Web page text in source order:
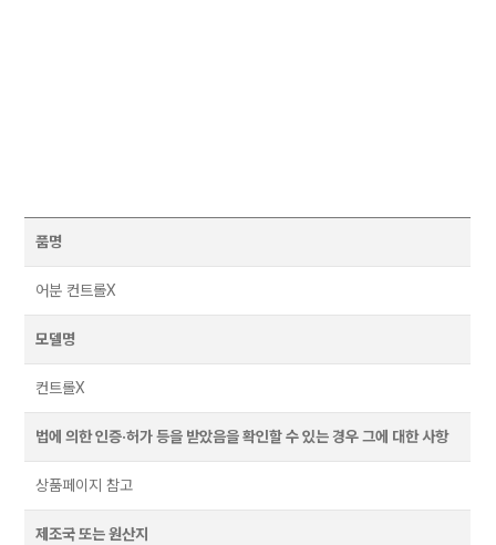
품명
어분 컨트롤X
모델명
컨트롤X
법에 의한 인증·허가 등을 받았음을 확인할 수 있는 경우 그에 대한 사항
상품페이지 참고
제조국 또는 원산지